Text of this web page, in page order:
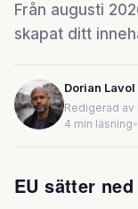
Från augusti
skapat ditt
Dorian Lavol
Redigerad
4 min läsning•
EU sätter